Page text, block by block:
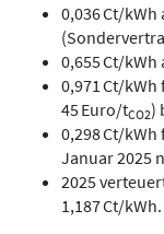
0,036 Ct/
0,655 Ct/
0,971 Ct/kWh
45 Euro/tCO2)
0,298 Ct/
Januar 2025
2025
1,187 Ct/kWh.